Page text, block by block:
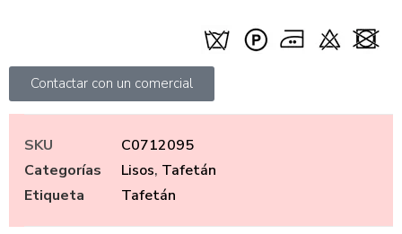
Contactar con un comercial
SKU
C0712095
Categorías
Lisos, Tafetán
Etiqueta
Tafetán